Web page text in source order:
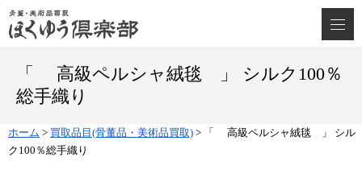
「 高級ペルシャ絨毯 」 シルク100％
総手織り
ホーム > 買取品目(骨董品・美術品買取) >
「 高級ペルシャ絨毯 」 シル
ク100％総手織り